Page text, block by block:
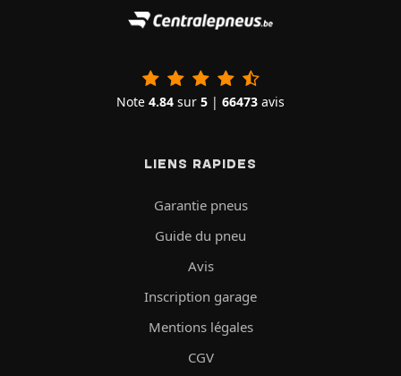
Note 4.84 sur 5 | 66473 avis
LIENS RAPIDES
Garantie pneus
Guide du pneu
Avis
Inscription garage
Mentions légales
CGV